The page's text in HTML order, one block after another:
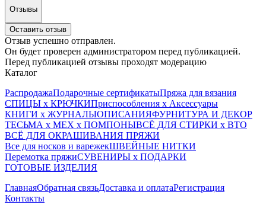
Отзывы
Оставить отзыв
Отзыв успешно отправлен.
Он будет проверен администратором перед публикацией.
Перед публикацией отзывы проходят модерацию
Каталог
РаспродажаПодарочные сертификатыПряжа для вязания
СПИЦЫ х КРЮЧКИПриспособления х Аксессуары
КНИГИ х ЖУРНАЛЫОПИСАНИЯФУРНИТУРА И ДЕКОР
ТЕСЬМА х МЕХ х ПОМПОНЫВСЁ ДЛЯ СТИРКИ х ВТО
ВСЁ ДЛЯ ОКРАШИВАНИЯ ПРЯЖИ
Все для носков и варежекШВЕЙНЫЕ НИТКИ
Перемотка пряжиСУВЕНИРЫ х ПОДАРКИ
ГОТОВЫЕ ИЗДЕЛИЯ
ГлавнаяОбратная связьДоставка и оплатаРегистрация
Контакты